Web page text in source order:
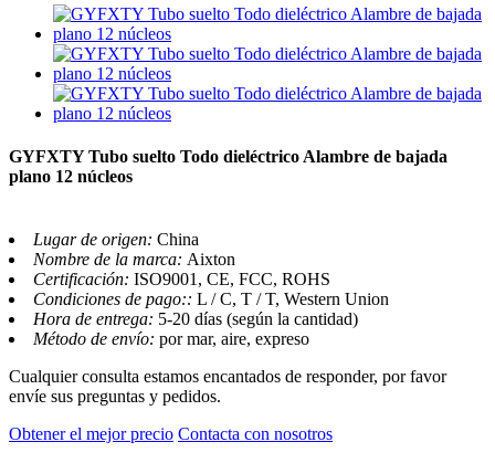
GYFXTY Tubo suelto Todo dieléctrico Alambre de bajada
plano 12 núcleos
Lugar de origen: China
Nombre de la marca: Aixton
Certificación: ISO9001, CE, FCC, ROHS
Condiciones de pago:: L / C, T / T, Western Union
Hora de entrega: 5-20 días (según la cantidad)
Método de envío: por mar, aire, expreso
Cualquier consulta estamos encantados de responder, por favor
envíe sus preguntas y pedidos.
Obtener el mejor precio Contacta con nosotros